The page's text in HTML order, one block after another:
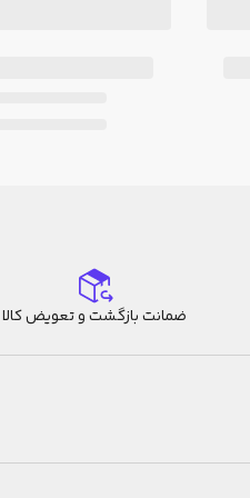
ضمانت بازگشت و تعویض کالا